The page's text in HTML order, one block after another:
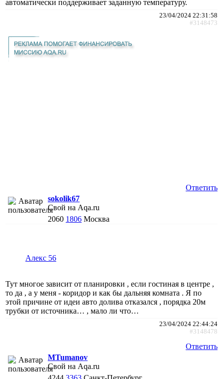
автоматически поддерживает заданную температуру.
23/04/2024 22:31:58
#3148473
Ответить
sokolik67
Свой на Aqa.ru
2060 1806 Москва
Алекс 56
Тут многое зависит от планировки , если гостиная в центре ,
то да , а у меня - коридор и как бы дальняя комната . Я по
этой причине от идеи авто долива отказался , порядка 20м
трубки от источника… , мало ли что…
23/04/2024 22:44:24
#3148478
Ответить
MTumanov
Свой на Aqa.ru